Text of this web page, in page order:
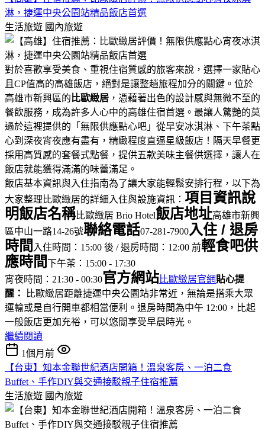
淋，捷運中央公園站精品飯店首選
生活旅遊 國內旅遊
對於喜歡享受美食、重視住宿質感的旅客來說，選擇一家貼心
且CP值高的高雄飯店，絕對是讓整趟旅程加分的關鍵。位於
高雄市新興區的 比歐緻居 ，憑藉著出色的設計感與無微不至的
餐飲服務，成為許多人心中的高雄住宿首選。最讓人驚艷的莫
過於這裡提供的「無限供應點心吧」從早安冰淇淋、下午茶點
心到深夜宵夜應有盡有，精緻程度直逼星級飯店！隔天早餐更
採用高質感的套餐式點餐，提供五款美味主餐供選擇，讓人在
飯店就能獲得滿滿的味蕾滿足。
飯店基本資訊與入住指南為了讓大家能輕鬆安排行程，以下為
大家整理比歐緻居的詳細入住與設施資訊： 項目 資訊說
明飯店名稱比歐緻居 Brio Hotel飯店地址高雄市新興
區中山一路14-26號聯絡電話07-281-7900入住 / 退房
時間 入住時間：15:00 後 / 退房時間：12:00 前輕食吧供
應時間下午茶：15:00 - 17:30
宵夜時間：21:30 - 00:30官方網站比歐緻居官網貼心提
醒：
比歐緻居距離捷運中央公園站非常近，無論是搭乘大眾
運輸或是自行開車都相當便利。退房時間為中午 12:00，比起
一般飯店更加充裕，可以悠閒享受早晨時光。
繼續閱讀
1個月前
【台東】知本金聯世紀酒店開箱！溫泉客房、一泊二食
Buffet、手作DIY與交通接駁親子住宿推薦
生活旅遊 國內旅遊